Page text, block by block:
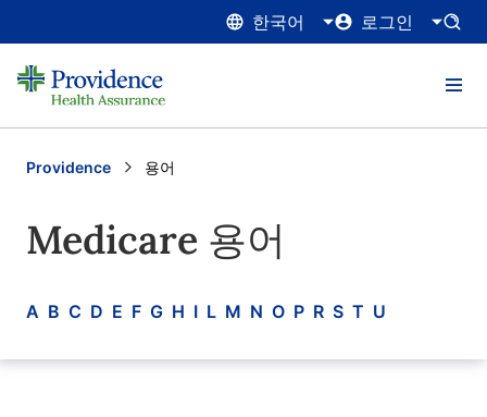
한국어 로그인
Providence Current:
용어
Medicare 용어
A B C D E F G H I L M N O P R S T U